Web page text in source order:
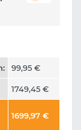
99,95 €
1749,45 €
1699,97 €